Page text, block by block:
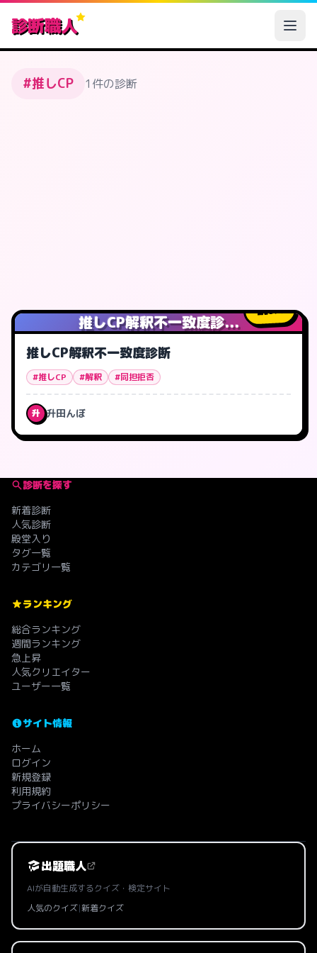
診断職人
#推しCP 1件の診断
推しCP解釈不一致度診...
9人
推しCP解釈不一致度診断
#推しCP #解釈 #同担拒否
升 升田んぼ
診断を探す
新着診断
人気診断
殿堂入り
タグ一覧
カテゴリ一覧
ランキング
総合ランキング
週間ランキング
急上昇
人気クリエイター
ユーザー一覧
サイト情報
ホーム
ログイン
新規登録
利用規約
プライバシーポリシー
出題職人
AIが自動生成するクイズ・検定サイト
人気のクイズ|新着クイズ